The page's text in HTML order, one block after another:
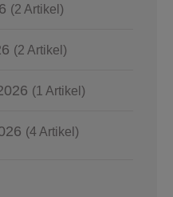
(2 Artikel)
(2 Artikel)
(1 Artikel)
(4 Artikel)